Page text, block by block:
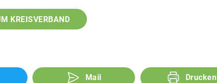
KREISVERBAND
Mail Drucken